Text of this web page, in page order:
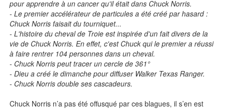
pour apprendre à un cancer qu'il était dans Chuck Norris.
- Le premier accélérateur de particules a été créé par hasard :
Chuck Norris faisait du tourniquet...
- L'histoire du cheval de Troie est inspirée d'un fait divers de la
vie de Chuck Norris. En effet, c'est Chuck qui le premier a réussi
à faire rentrer 104 personnes dans un cheval.
- Chuck Norris peut tracer un cercle de 361°
- Dieu a créé le dimanche pour diffuser Walker Texas Ranger.
- Chuck Norris double ses cascadeurs.
Chuck Norris n’a pas été offusqué par ces blagues, il s’en est